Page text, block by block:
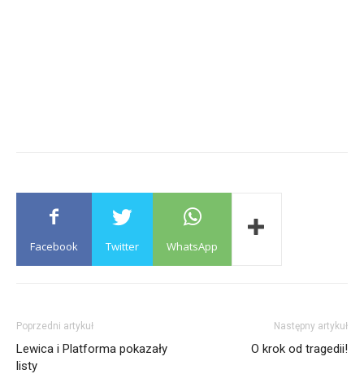
Facebook Twitter WhatsApp
Poprzedni artykuł
Lewica i Platforma pokazały
listy
Następny artykuł
O krok od tragedii!